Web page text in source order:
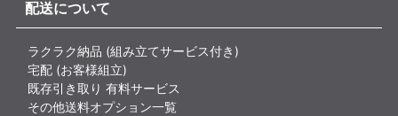
配送について
ラクラク納品 (組み立てサービス付き)
宅配 (お客様組立)
既存引き取り 有料サービス
その他送料オプション一覧